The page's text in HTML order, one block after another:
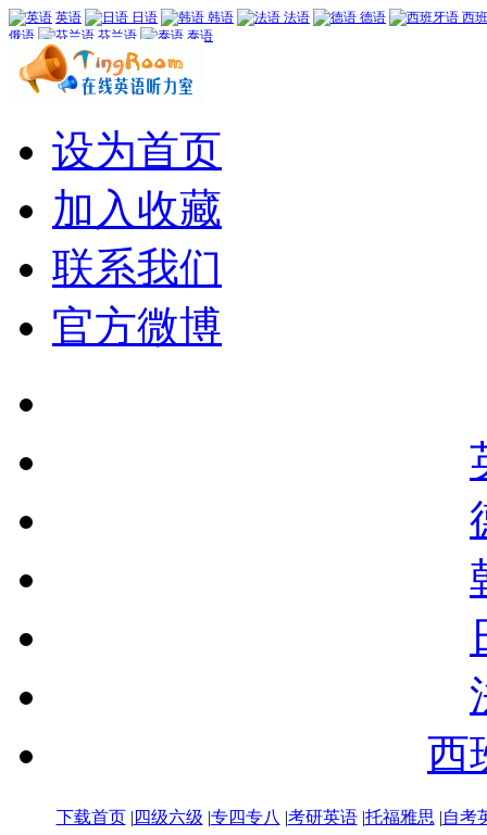
英语 日语 韩语 法语 德语
西
俄语
芬兰语 泰语
设为首页
加入收藏
联系我们
官方微博
西
下载首页| 四级六级 |专四专八 |考研英语|托福雅思 |自考